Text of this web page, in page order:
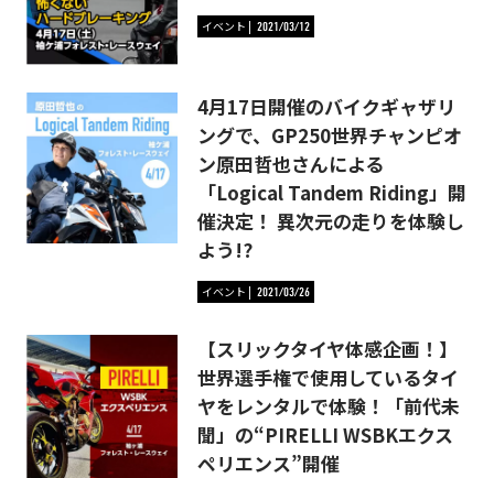
イベント 2021/03/12
4月17日開催のバイクギャザリ
ングで、GP250世界チャンピオ
ン原田哲也さんによる
「Logical Tandem Riding」開
催決定！ 異次元の走りを体験し
よう!?
イベント 2021/03/26
【スリックタイヤ体感企画！】
世界選手権で使用しているタイ
ヤをレンタルで体験！「前代未
聞」の“PIRELLI WSBKエクス
ペリエンス”開催